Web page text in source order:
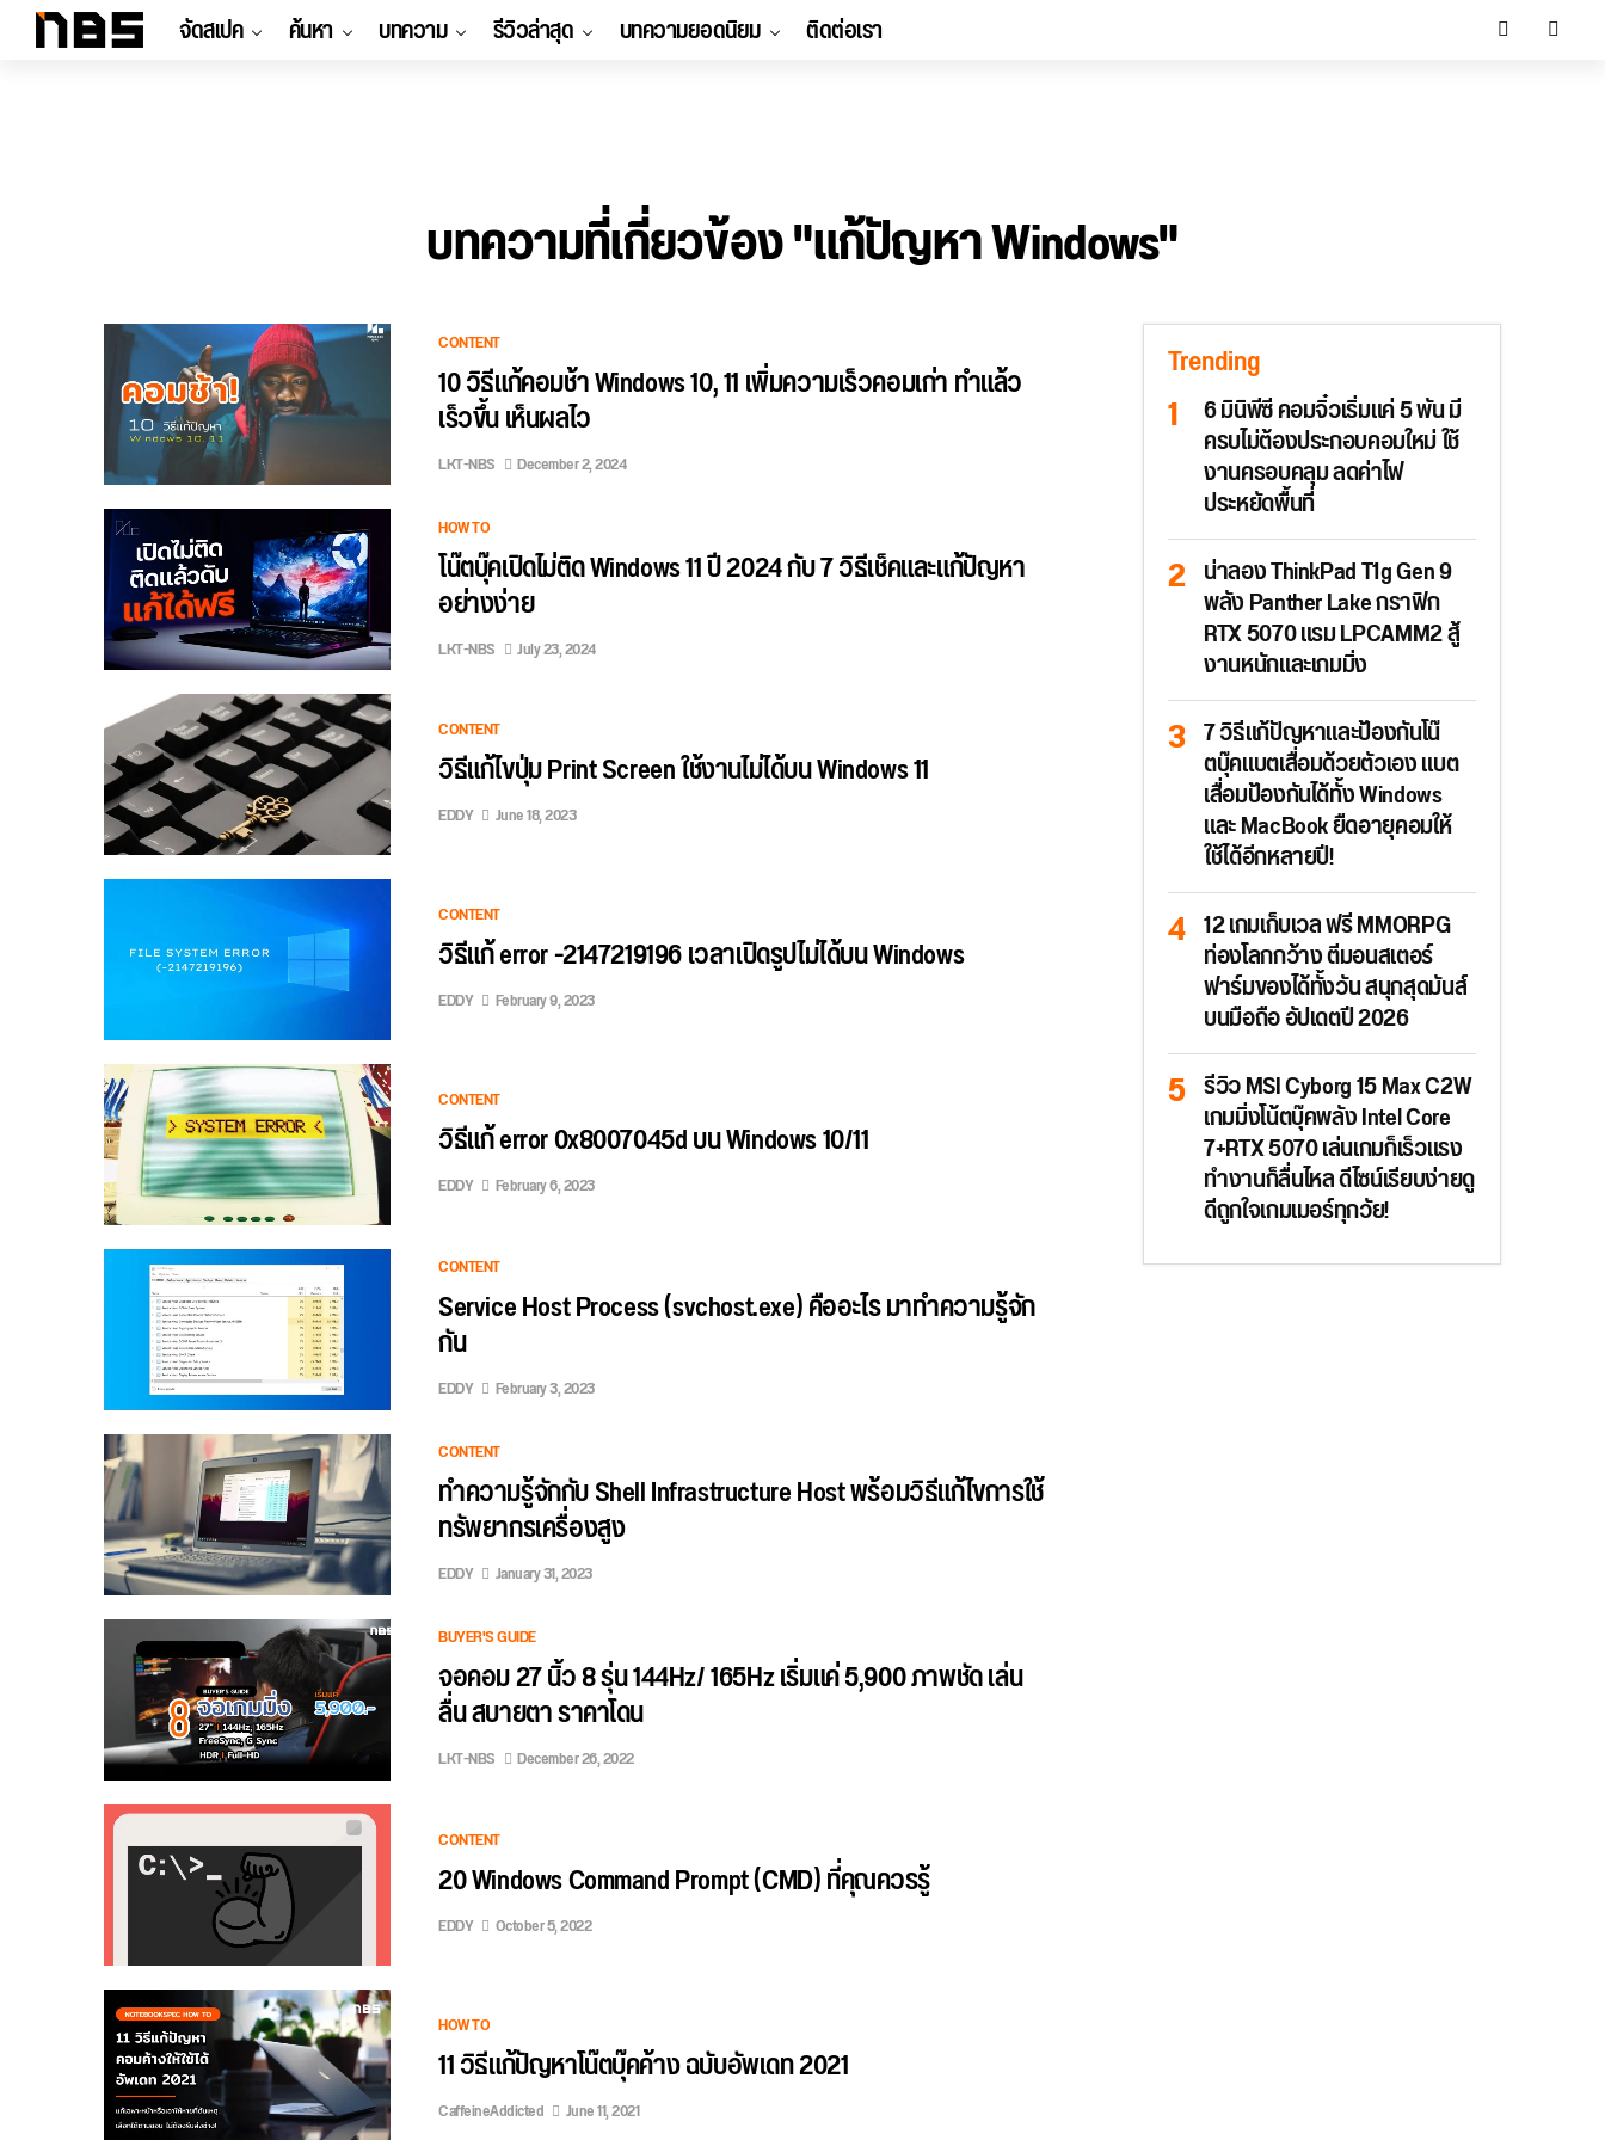
จัดสเปค ค้นหา บทความ รีวิวล่าสุด บทความยอดนิยม ติดต่อเรา
บทความที่เกี่ยวข้อง "แก้ปัญหา Windows"
CONTENT
10 วิธีแก้คอมช้า Windows 10, 11 เพิ่มความเร็วคอมเก่า ทำแล้ว
เร็วขึ้น เห็นผลไว
LKT-NBS December 2, 2024
HOW TO
โน๊ตบุ๊คเปิดไม่ติด Windows 11 ปี 2024 กับ 7 วิธีเช็คและแก้ปัญหา
อย่างง่าย
LKT-NBS July 23, 2024
CONTENT
วิธีแก้ไขปุ่ม Print Screen ใช้งานไม่ได้บน Windows 11
EDDY June 18, 2023
CONTENT
วิธีแก้ error -2147219196 เวลาเปิดรูปไม่ได้บน Windows
EDDY February 9, 2023
CONTENT
วิธีแก้ error 0x8007045d บน Windows 10/11
EDDY February 6, 2023
CONTENT
Service Host Process (svchost.exe) คืออะไร มาทำความรู้จัก
กัน
EDDY February 3, 2023
CONTENT
ทำความรู้จักกับ Shell Infrastructure Host พร้อมวิธีแก้ไขการใช้
ทรัพยากรเครื่องสูง
EDDY January 31, 2023
BUYER'S GUIDE
จอคอม 27 นิ้ว 8 รุ่น 144Hz/ 165Hz เริ่มแค่ 5,900 ภาพชัด เล่น
ลื่น สบายตา ราคาโดน
LKT-NBS December 26, 2022
CONTENT
20 Windows Command Prompt (CMD) ที่คุณควรรู้
EDDY October 5, 2022
HOW TO
11 วิธีแก้ปัญหาโน๊ตบุ๊คค้าง ฉบับอัพเดท 2021
CaffeineAddicted June 11, 2021
Trending
6 มินิพีซี คอมจิ๋วเริ่มแค่ 5 พัน มี
ครบไม่ต้องประกอบคอมใหม่ ใช้
งานครอบคลุม ลดค่าไฟ
ประหยัดพื้นที่
น่าลอง ThinkPad T1g Gen 9
พลัง Panther Lake กราฟิก
RTX 5070 แรม LPCAMM2 สู้
งานหนักและเกมมิ่ง
7 วิธีแก้ปัญหาและป้องกันโน๊
ตบุ๊คแบตเสื่อมด้วยตัวเอง แบต
เสื่อมป้องกันได้ทั้ง Windows
และ MacBook ยืดอายุคอมให้
ใช้ได้อีกหลายปี!
12 เกมเก็บเวล ฟรี MMORPG
ท่องโลกกว้าง ตีมอนสเตอร์
ฟาร์มของได้ทั้งวัน สนุกสุดมันส์
บนมือถือ อัปเดตปี 2026
รีวิว MSI Cyborg 15 Max C2W
เกมมิ่งโน้ตบุ๊คพลัง Intel Core
7+RTX 5070 เล่นเกมก็เร็วแรง
ทำงานก็ลื่นไหล ดีไซน์เรียบง่ายดู
ดีถูกใจเกมเมอร์ทุกวัย!